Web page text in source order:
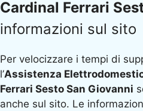
Cardinal Ferrari
informazioni sul sito
Per velocizzare i tempi di
l’Assistenza
Ferrari Sesto San Giovanni
anche sul sito. Le